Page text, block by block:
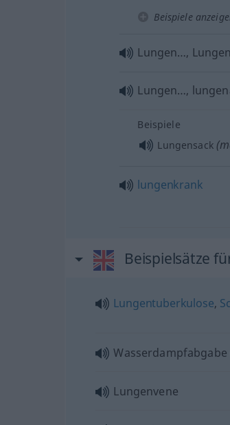
Beispiele
Lungen…, Lungen
Lungen…,
Beispiele
Lungensack
lungenkrank
Beispielsätze
Lungentuberkulose,
Lungenvene